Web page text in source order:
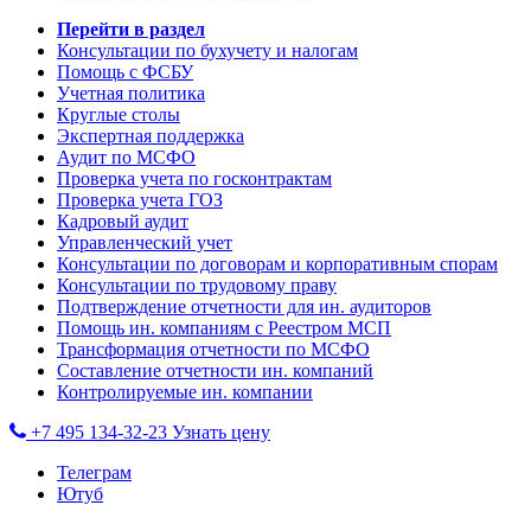
Перейти в раздел
Консультации по бухучету и налогам
Помощь с ФСБУ
Учетная политика
Круглые столы
Экспертная поддержка
Аудит по МСФО
Проверка учета по госконтрактам
Проверка учета ГОЗ
Кадровый аудит
Управленческий учет
Консультации по договорам и корпоративным спорам
Консультации по трудовому праву
Подтверждение отчетности для ин. аудиторов
Помощь ин. компаниям с Реестром МСП
Трансформация отчетности по МСФО
Составление отчетности ин. компаний
Контролируемые ин. компании
+7 495 134-32-23 Узнать цену
Телеграм
Ютуб